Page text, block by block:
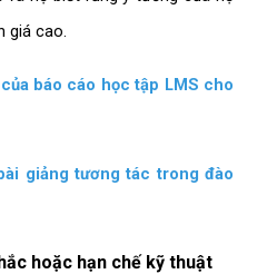
giá cao.
báo cáo học tập LMS cho
giảng tương tác trong đào
hoặc hạn chế kỹ thuật